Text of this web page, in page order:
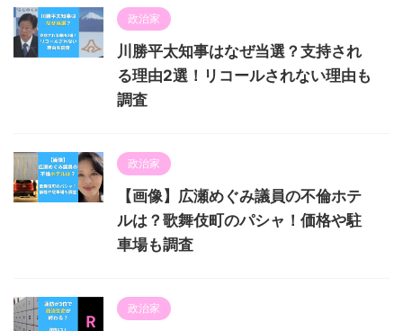
政治家
川勝平太知事はなぜ当選？支持され
る理由2選！リコールされない理由も
調査
政治家
【画像】広瀬めぐみ議員の不倫ホテ
ルは？歌舞伎町のパシャ！価格や駐
車場も調査
政治家